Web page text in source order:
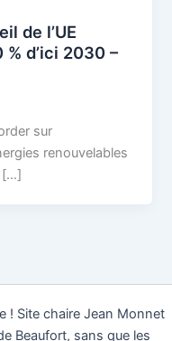
de l’UE
d’ici 2030 –
sur
renouvelables
[…]
! Site chaire Jean Monnet
Beaufort, sans que les